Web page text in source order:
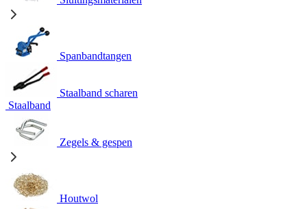
Spanbandtangen
Staalband scharen
Staalband
Zegels & gespen
Houtwol